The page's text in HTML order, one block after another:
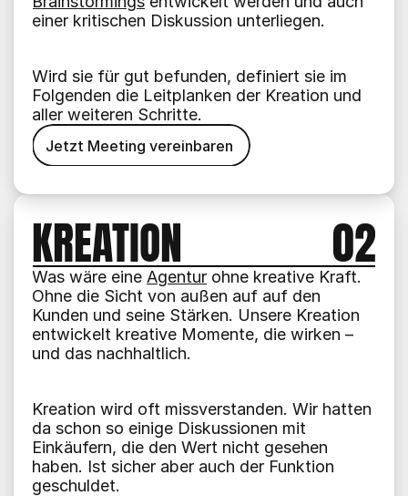
einer kritischen Diskussion unterliegen.
Wird sie für gut befunden, definiert sie im
Folgenden die Leitplanken der Kreation und
aller weiteren Schritte.
Jetzt Meeting vereinbaren
KREATION 02
Was wäre eine Agentur ohne kreative Kraft.
Ohne die Sicht von außen auf auf den
Kunden und seine Stärken. Unsere Kreation
entwickelt kreative Momente, die wirken –
und das nachhaltlich.
Kreation wird oft missverstanden. Wir hatten
da schon so einige Diskussionen mit
Einkäufern, die den Wert nicht gesehen
haben. Ist sicher aber auch der Funktion
geschuldet.